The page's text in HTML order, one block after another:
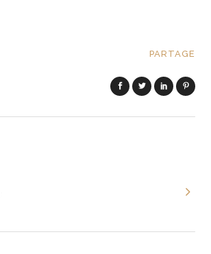
PARTAGE